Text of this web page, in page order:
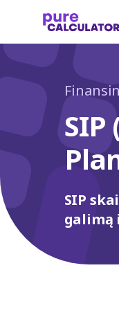
SIP
galimą